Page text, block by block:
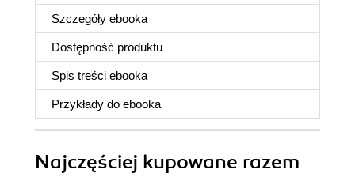
Szczegóły ebooka
Dostępność produktu
Spis treści ebooka
Przykłady do ebooka
Najczęściej kupowane razem